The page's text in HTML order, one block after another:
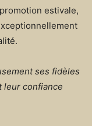
estivale,
ses fidèles
leur confiance